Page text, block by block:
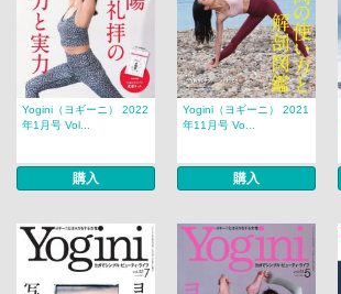
Yogini（ヨギーニ） 2022
年1月号 Vol...
購入
Yogini（ヨギーニ） 2021
年11月号 Vo...
購入